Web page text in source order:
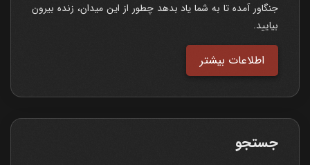
جنگاور آمده تا به شما یاد بدهد چطور از این میدان، زنده بیرون
بیایید.
اطلاعات بیشتر
جستجو